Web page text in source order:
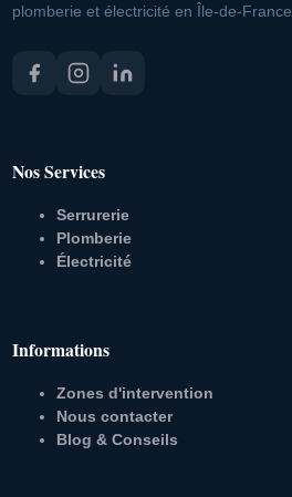
plomberie et électricité en Île-de-France.
Nos Services
Serrurerie
Plomberie
Électricité
Informations
Zones d'intervention
Nous contacter
Blog & Conseils